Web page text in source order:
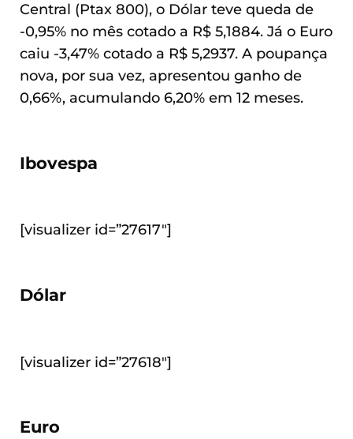
Central (Ptax 800), o Dólar teve queda de
-0,95% no mês cotado a R$ 5,1884. Já o Euro
caiu -3,47% cotado a R$ 5,2937. A poupança
nova, por sua vez, apresentou ganho de
0,66%, acumulando 6,20% em 12 meses.
Ibovespa
[visualizer id=”27617″]
Dólar
[visualizer id=”27618″]
Euro